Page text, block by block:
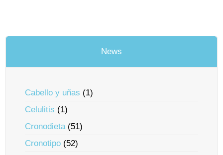
News
Cabello y uñas (1)
Celulitis (1)
Cronodieta(51)
Cronotipo (52)